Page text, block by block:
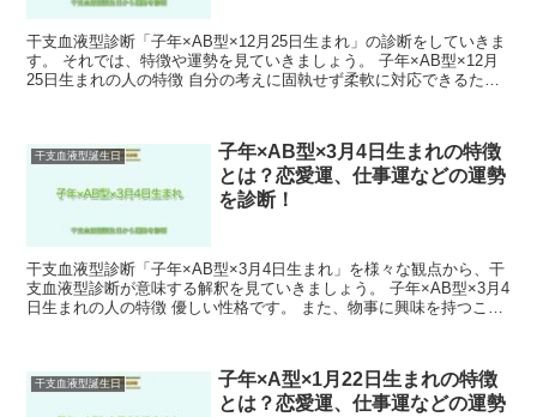
干支血液型診断「子年×AB型×12月25日生まれ」の診断をしていきま
す。 それでは、特徴や運勢を見ていきましょう。 子年×AB型×12月
25日生まれの人の特徴 自分の考えに固執せず柔軟に対応できるた
干支血液型誕生日
子年×AB型×3月4日生まれの特徴
とは？恋愛運、仕事運などの運勢
を診断！
干支血液型診断「子年×AB型×3月4日生まれ」を様々な観点から、干
支血液型診断が意味する解釈を見ていきましょう。 子年×AB型×3月4
日生まれの人の特徴 優しい性格です。 また、物事に興味を持つこと
干支血液型誕生日
子年×A型×1月22日生まれの特徴
とは？恋愛運、仕事運などの運勢